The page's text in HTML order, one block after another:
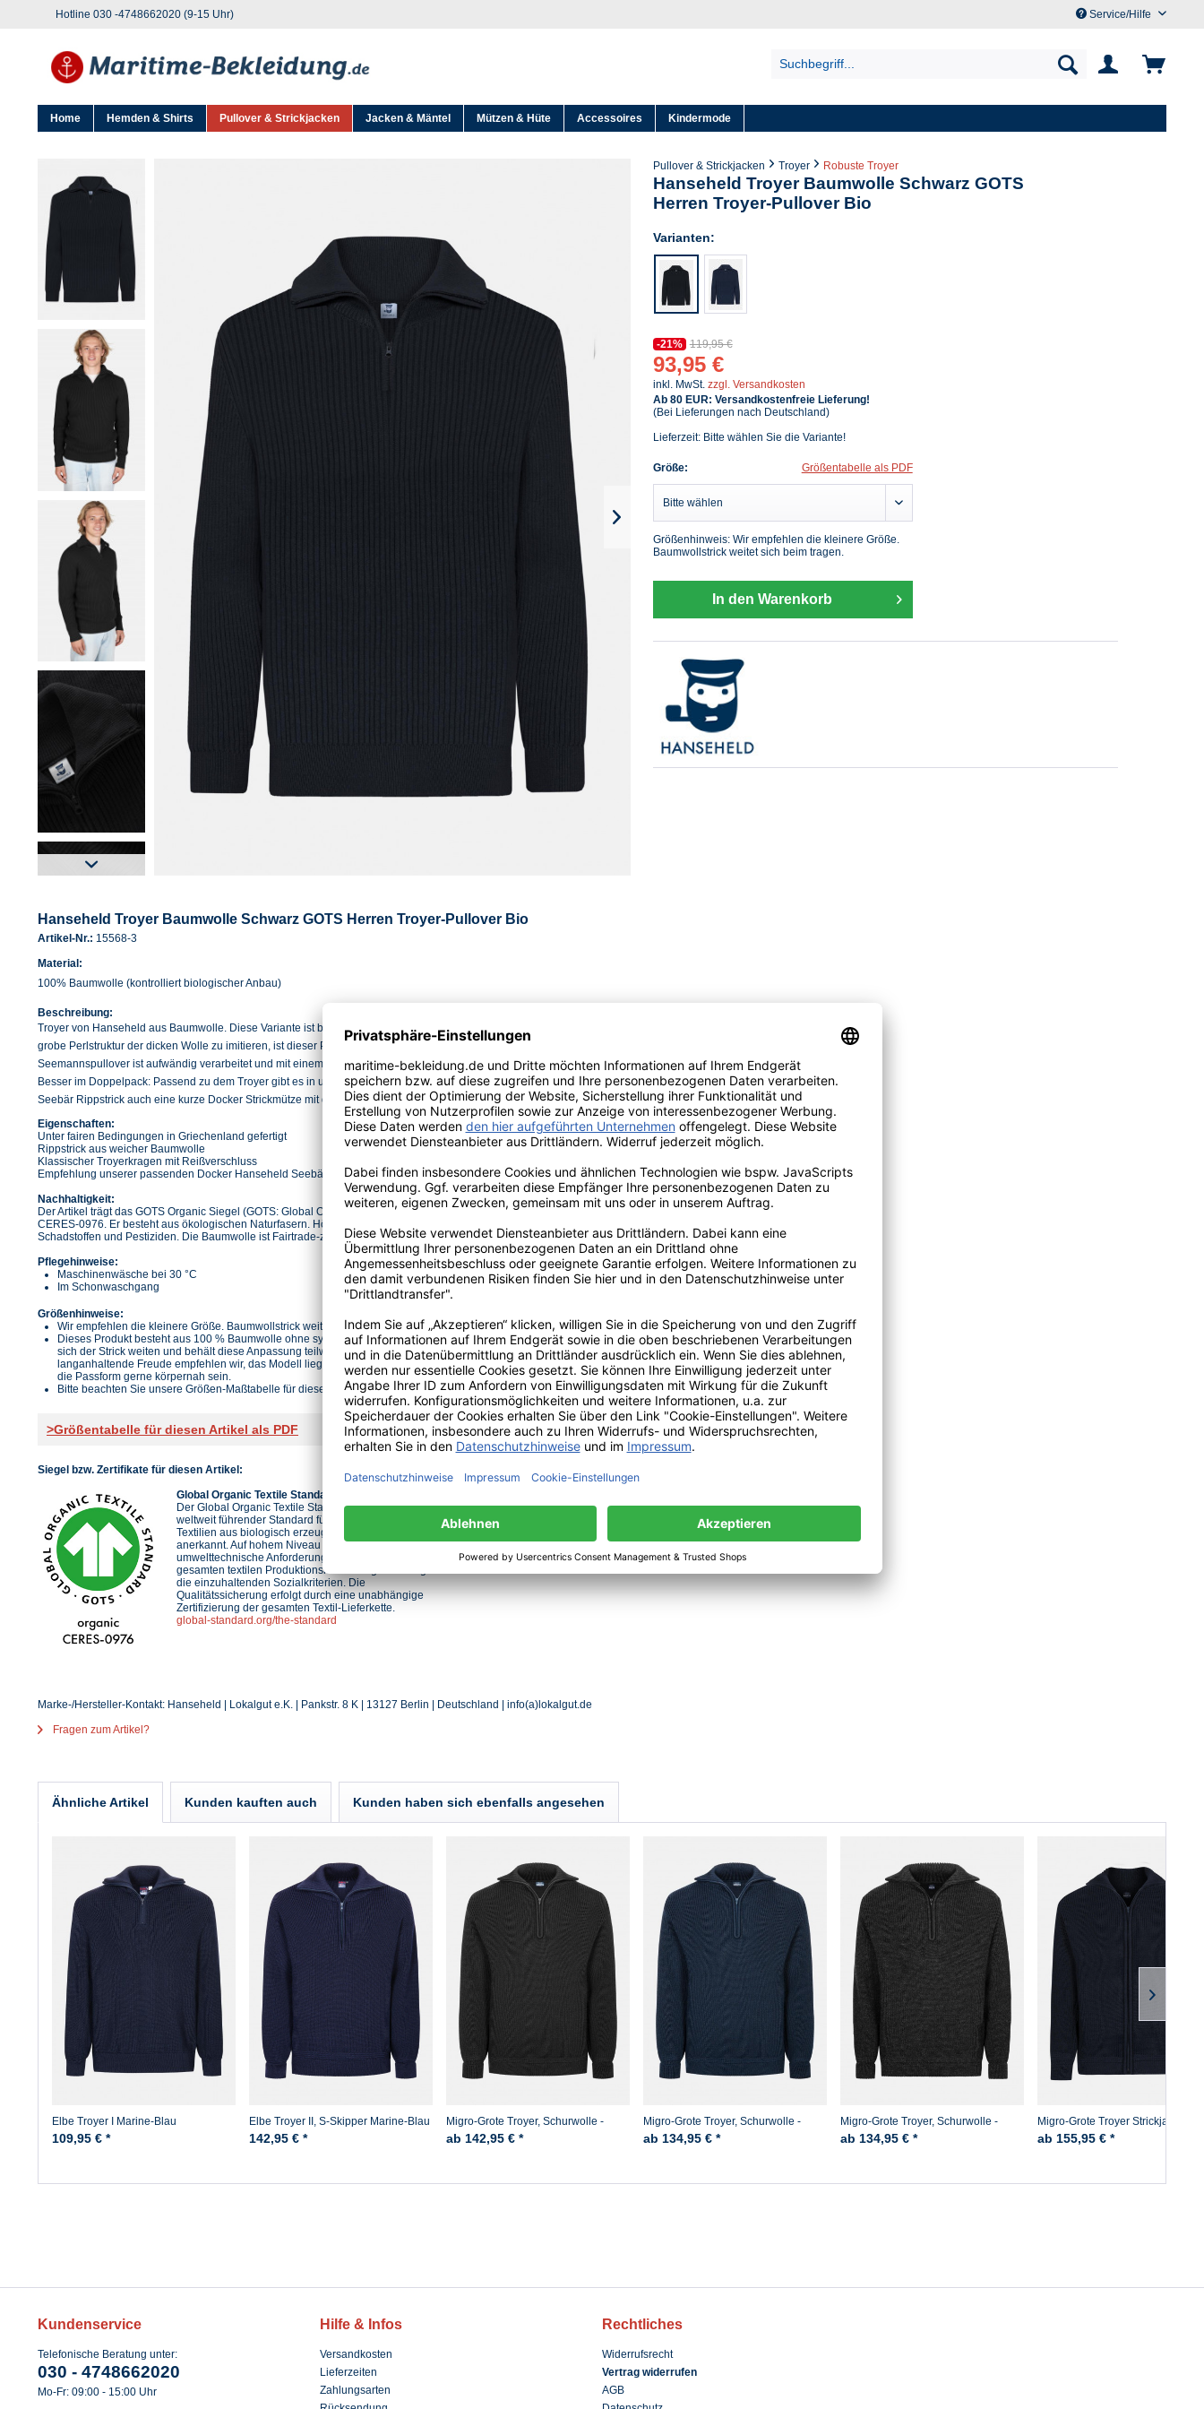
Hotline 030 -4748662020 (9-15 Uhr) Service/Hilfe
Home Hemden & Shirts Pullover & Strickjacken Jacken & Mäntel Mützen & Hüte Accessoires Kindermode
Pullover & Strickjacken Troyer Robuste Troyer
Hanseheld Troyer Baumwolle Schwarz GOTS
Herren Troyer-Pullover Bio
Varianten:
-21% 119,95 €
93,95 €
inkl. MwSt. zzgl. Versandkosten
Ab 80 EUR: Versandkostenfreie Lieferung!
(Bei Lieferungen nach Deutschland)
Lieferzeit: Bitte wählen Sie die Variante!
Größe: Größentabelle als PDF
Größenhinweis: Wir empfehlen die kleinere Größe.
Baumwollstrick weitet sich beim tragen.
In den Warenkorb
Hanseheld Troyer Baumwolle Schwarz GOTS Herren Troyer-Pullover Bio
Artikel-Nr.: 15568-3
Material:
100% Baumwolle (kontrolliert biologischer Anbau)
Beschreibung:
Troyer von Hanseheld aus Baumwolle. Diese Variante ist besonders angenehm und pflegeleicht. Um die
grobe Perlstruktur der dicken Wolle zu imitieren, ist dieser Pullover im Rippstrick-Muster gefertigt worden. Der
Seemannspullover ist aufwändig verarbeitet und mit einem hochwertigen YKK-Reißverschluss ausgestattet.
Besser im Doppelpack: Passend zu dem Troyer gibt es in unserem Sortiment mit dem Modell Hanseheld
Seebär Rippstrick auch eine kurze Docker Strickmütze mit dem gleichen Strickmuster.
Eigenschaften:
Unter fairen Bedingungen in Griechenland gefertigt
Rippstrick aus weicher Baumwolle
Klassischer Troyerkragen mit Reißverschluss
Empfehlung unserer passenden Docker Hanseheld Seebär Rippstrick
Nachhaltigkeit:
Der Artikel trägt das GOTS Organic Siegel (GOTS: Global Organic Textile Standard). Zertifikat: GOTS, Organic,
CERES-0976. Er besteht aus ökologischen Naturfasern. Höchste Richtlinien verbieten den Einsatz von
Schadstoffen und Pestiziden. Die Baumwolle ist Fairtrade-zertifiziert und von Fairtrade-Produzenten angebaut.
Pflegehinweise:
Maschinenwäsche bei 30 °C
Im Schonwaschgang
Größenhinweise:
Wir empfehlen die kleinere Größe. Baumwollstrick weitet sich beim tragen.
Dieses Produkt besteht aus 100 % Baumwolle ohne synthetische Beimischungen. Beim Tragen kann
sich der Strick weiten und behält diese Anpassung teilweise auch nach der Wäsche bei. Für
langanhaltende Freude empfehlen wir, das Modell liegend zu trocknen. Beim ersten Anprobieren darf
die Passform gerne körpernah sein.
Bitte beachten Sie unsere Größen-Maßtabelle für diesen Artikel.
>Größentabelle für diesen Artikel als PDF
Siegel bzw. Zertifikate für diesen Artikel:
Global Organic Textile Standard
Der Global Organic Textile Standard (GOTS) ist als
weltweit führender Standard für die Verarbeitung von
Textilien aus biologisch erzeugten Naturfasern
anerkannt. Auf hohem Niveau definiert er
umwelttechnische Anforderungen entlang der
gesamten textilen Produktionskette und gleichzeitig
die einzuhaltenden Sozialkriterien. Die
Qualitätssicherung erfolgt durch eine unabhängige
Zertifizierung der gesamten Textil-Lieferkette.
global-standard.org/the-standard
Marke-/Hersteller-Kontakt: Hanseheld | Lokalgut e.K. | Pankstr. 8 K | 13127 Berlin | Deutschland | info(a)lokalgut.de
Fragen zum Artikel?
Ähnliche Artikel Kunden kauften auch Kunden haben sich ebenfalls angesehen
Elbe Troyer I Marine-Blau
109,95 € *
Elbe Troyer II, S-Skipper Marine-Blau
142,95 € *
Migro-Grote Troyer, Schurwolle -
Schwarz
ab 142,95 € *
Migro-Grote Troyer, Schurwolle -
Marine
ab 134,95 € *
Migro-Grote Troyer, Schurwolle -
Anthrazit
ab 134,95 € *
Migro-Grote Troyer Strickjacke
ab 155,95 € *
Kundenservice
Telefonische Beratung unter:
030 - 4748662020
Mo-Fr: 09:00 - 15:00 Uhr
Hilfe & Infos
Versandkosten
Lieferzeiten
Zahlungsarten
Rechtliches
Widerrufsrecht
Vertrag widerrufen
AGB